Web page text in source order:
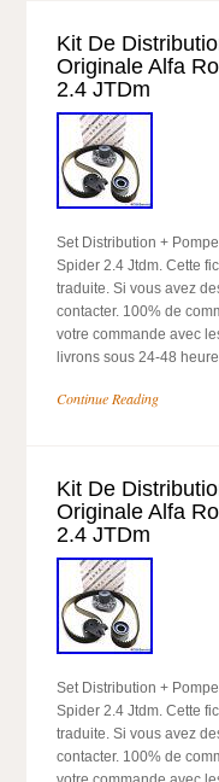
Kit De
Originale Alfa
2.4 JTDm
Set Distribution +
Spider 2.4 Jtdm. Cette
traduite. Si vous avez
contacter. 100% de
votre commande avec
livrons sous 24-48
Continue Reading
Kit De
Originale Alfa
2.4 JTDm
Set Distribution +
Spider 2.4 Jtdm. Cette
traduite. Si vous avez
contacter. 100% de